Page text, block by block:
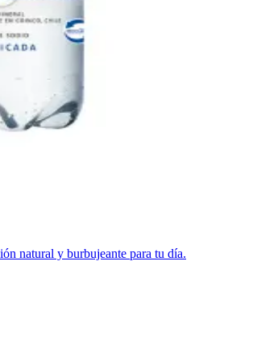
natural y burbujeante para tu día.